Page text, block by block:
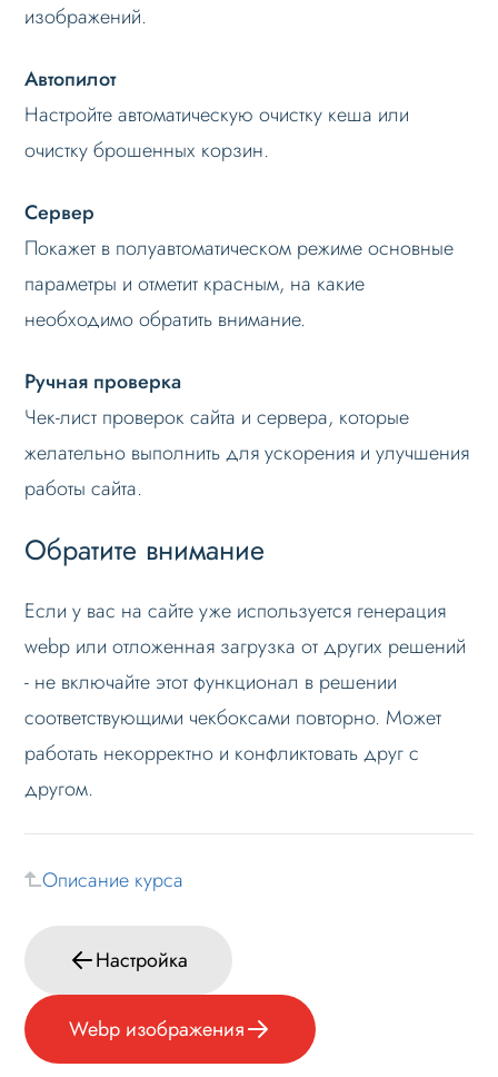
изображений.
Автопилот
Настройте автоматическую очистку кеша или
очистку брошенных корзин.
Сервер
Покажет в полуавтоматическом режиме основные
параметры и отметит красным, на какие
необходимо обратить внимание.
Ручная проверка
Чек-лист проверок сайта и сервера, которые
желательно выполнить для ускорения и улучшения
работы сайта.
Обратите внимание
Если у вас на сайте уже используется генерация
webp или отложенная загрузка от других решений
- не включайте этот функционал в решении
соответствующими чекбоксами повторно. Может
работать некорректно и конфликтовать друг с
другом.
Описание курса
Настройка
Webp изображения